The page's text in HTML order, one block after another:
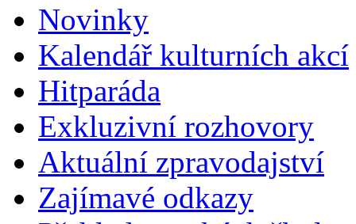
Novinky
Kalendář kulturních akcí
Hitparáda
Exkluzivní rozhovory
Aktuální zpravodajství
Zajímavé odkazy